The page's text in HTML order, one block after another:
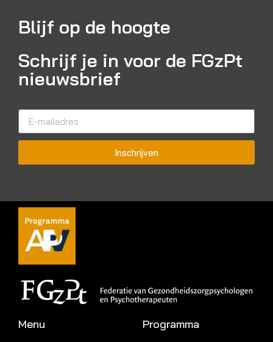
Blijf op de hoogte
Schrijf je in voor de FGzPt
nieuwsbrief
Inschrijven
Menu Programma